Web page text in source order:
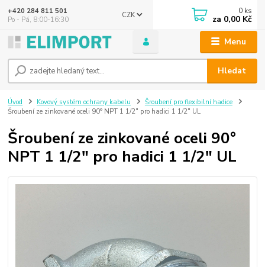
Menu
CZK
Hledat
+420 284 811 501
Po - Pá, 8:00-16:30
0 ks
za 0,00 Kč
Úvod Kovový systém ochrany kabelu
Šroubení pro flexibilní hadice
Šroubení ze zinkované oceli 90° NPT 1 1/2" pro hadici 1 1/2" UL
Šroubení ze zinkované oceli 90°
NPT 1 1/2" pro hadici 1 1/2" UL